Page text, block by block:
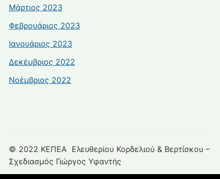
Μάρτιος 2023
Φεβρουάριος 2023
Ιανουάριος 2023
Δεκέμβριος 2022
Νοέμβριος 2022
© 2022 ΚΕΠΕΑ Ελευθερίου Κορδελιού & Βερτίσκου –
Σχεδιασμός Γιώργος Υφαντής